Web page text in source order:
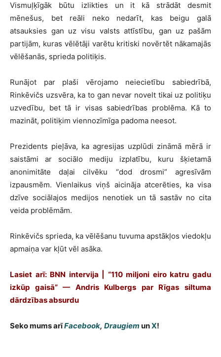
Vismuļķīgāk būtu izlikties un it kā strādāt desmit
mēnešus, bet reāli neko nedarīt, kas beigu galā
atsauksies gan uz visu valsts attīstību, gan uz pašām
partijām, kuras vēlētāji varētu kritiski novērtēt nākamajās
vēlēšanās, sprieda politiķis.
Runājot par plaši vērojamo neiecietību sabiedrībā,
Rinkēvičs uzsvēra, ka to gan nevar novelt tikai uz politiķu
uzvedību, bet tā ir visas sabiedrības problēma. Kā to
mazināt, politiķim viennozīmīga padoma neesot.
Prezidents pieļāva, ka agresijas uzplūdi zināmā mērā ir
saistāmi ar sociālo mediju izplatību, kuru šķietamā
anonimitāte daļai cilvēku “dod drosmi” agresīvām
izpausmēm. Vienlaikus viņš aicināja atcerēties, ka visa
dzīve sociālajos medijos nenotiek un tā sastāv no cita
veida problēmām.
Rinkēvičs sprieda, ka vēlēšanu tuvuma apstākļos viedokļu
apmaiņa var kļūt vēl asāka.
Lasiet arī: BNN intervija | “110 miljoni eiro katru gadu
izkūp gaisā” — Andris Kulbergs par Rīgas siltuma
dārdzības absurdu
Seko mums arīFacebook, Draugiem unX!